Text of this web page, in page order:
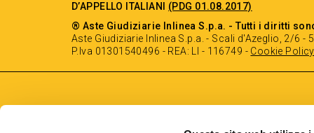
D’APPELLO ITALIANI (PDG 01.08.2017)
® Aste Giudiziarie Inlinea S.p.a. - Tutti i diritti
Aste Giudiziarie Inlinea S.p.a. - Scali d'Azeglio, 2/6 -
P.Iva 01301540496 - REA: LI - 116749 - Cookie Policy